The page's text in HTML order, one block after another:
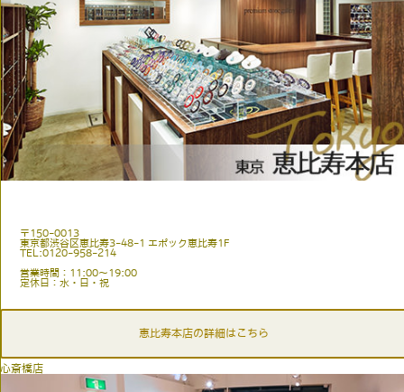
〒150-0013
東京都渋谷区恵比寿3-48-1 エポック恵比寿1F
TEL:0120-958-214
営業時間：11:00〜19:00
定休日：水・日・祝
恵比寿本店の詳細はこちら
心斎橋店